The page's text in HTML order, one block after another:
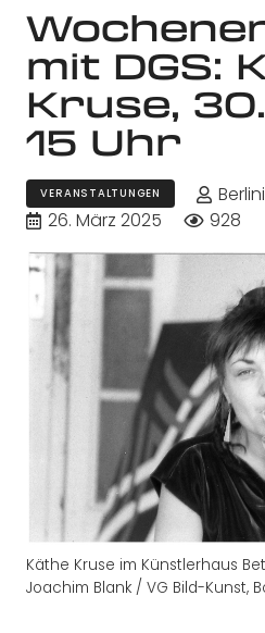
mit DGS:
Kruse,
15 Uhr
VERANSTALTUNGEN
26. März 2025
928
Käthe Kruse im Künstlerhaus
Joachim Blank / VG Bild-Kunst,